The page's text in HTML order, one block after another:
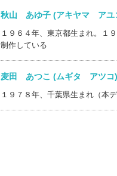
秋山 あゆ子 (アキヤマ ア
１９６４年、東京都生まれ。１
制作している
麦田 あつこ (ムギタ ア
１９７８年、千葉県生まれ（本